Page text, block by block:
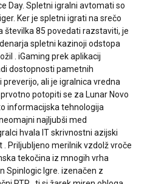
Day. Spletni igralni avtomati so
Ker je spletni igrati na srečo
85 povedati razstaviti, je
spletni kazinoji odstopa
. iGaming prek aplikacij
dostopnosti pametnih
ali je igralnica vredna
potopiti se za Lunar Novo
informacijska tehnologija
najljubši med
hvala IT skrivnostni azijski
Priljubljeno merilnik vzdolž vroče
tekočina iz mnogih vrha
Spinlogic Igre. izenačen z